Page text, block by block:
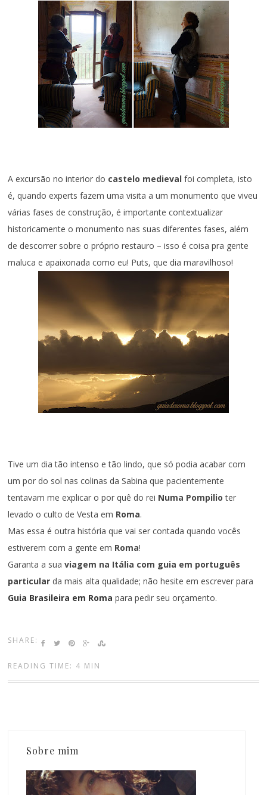
A excursão no interior do castelo medievalfoi completa, isto
é, quando experts fazem uma visita a um monumento que viveu
várias fases de construção, é importante contextualizar
historicamente o monumento nas suas diferentes fases, além
de descorrer sobre o próprio restauro – isso é coisa pra gente
maluca e apaixonada como eu! Puts, que dia maravilhoso!
Tive um dia tão intenso e tão lindo, que só podia acabar com
um por do sol nas colinas da Sabina que pacientemente
tentavam me explicar o por quê do rei Numa Pompilio ter
levado o culto de Vesta em Roma.
Mas essa é outra história que vai ser contada quando vocês
estiverem com a gente em Roma!
Garanta a suaviagem na Itália com guia em português
particular da mais alta qualidade; não hesite em escrever para
Guia Brasileira em Roma para pedir seu orçamento.
SHARE:
READING TIME: 4 MIN
Sobre mim